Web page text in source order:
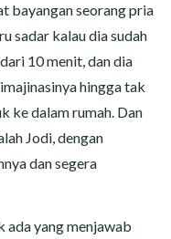
bayangan seorang pria
sadar kalau dia sudah
10 menit, dan dia
hingga tak
ke dalam rumah. Dan
Jodi, dengan
dan segera
ada yang menjawab